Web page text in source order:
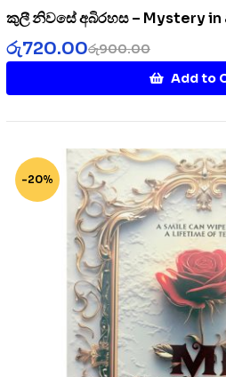
කුලී නිවසේ අබිරහස – Mystery in
රු900.00
රු720.00
Add to
-20%